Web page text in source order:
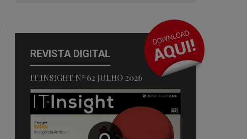
REVISTA DIGITAL
IT INSIGHT Nº 62 JULHO 2026